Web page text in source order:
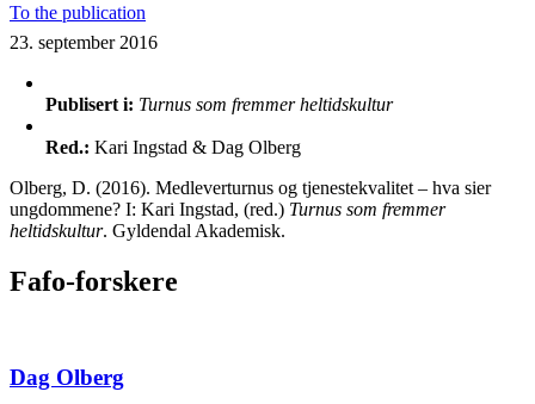
To the publication
23. september 2016
Publisert i: Turnus som fremmer heltidskultur
Red.: Kari Ingstad & Dag Olberg
Olberg, D. (2016). Medleverturnus og tjenestekvalitet – hva sier
ungdommene? I: Kari Ingstad, (red.) Turnus som fremmer
heltidskultur. Gyldendal Akademisk.
Fafo-forskere
Dag Olberg